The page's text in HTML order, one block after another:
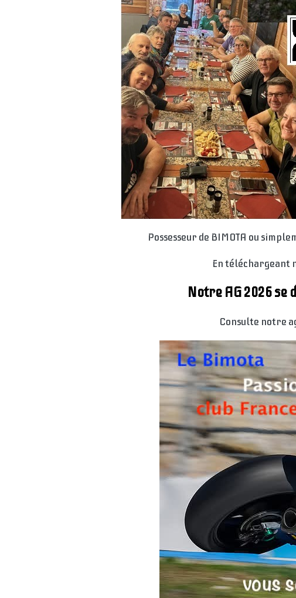
Possesseur de BIMOTA ou
En téléchargeant
Notre AG 2026 se
Consulte notre